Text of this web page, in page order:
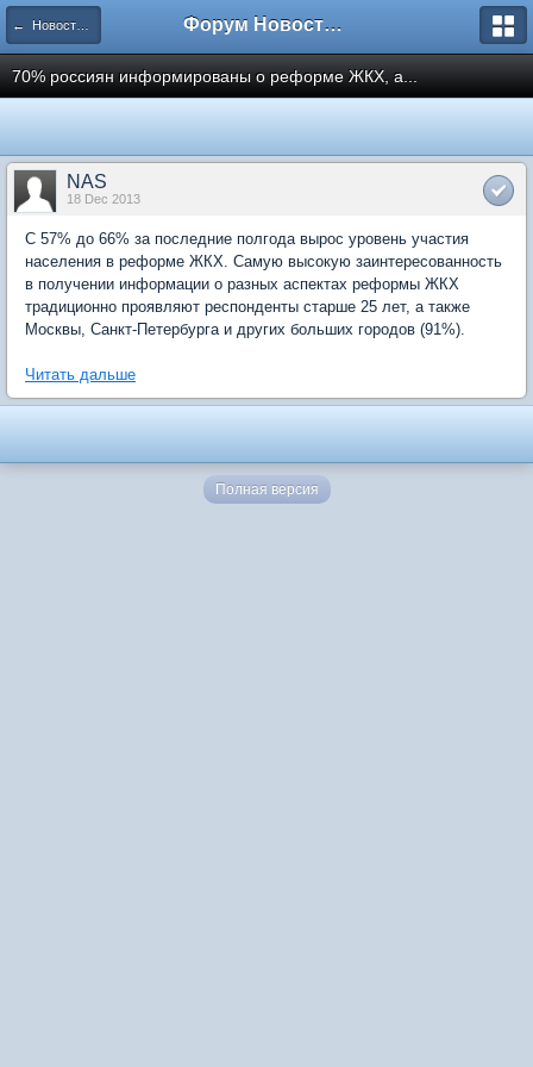
← Новости рынка недвижимости Форум Новостройки
70% россиян информированы о реформе ЖКХ, а...
NAS
18 Dec 2013
С 57% до 66% за последние полгода вырос уровень участия
населения в реформе ЖКХ. Самую высокую заинтересованность
в получении информации о разных аспектах реформы ЖКХ
традиционно проявляют респонденты старше 25 лет, а также
Москвы, Санкт-Петербурга и других больших городов (91%).
Читать дальше
Полная версия